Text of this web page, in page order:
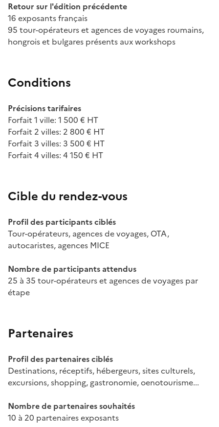
Retour sur l'édition précédente
16 exposants français
95 tour-opérateurs et agences de voyages roumains,
hongrois et bulgares présents aux workshops
Conditions
Précisions tarifaires
Forfait 1 ville: 1 500 € HT
Forfait 2 villes: 2 800 € HT
Forfait 3 villes: 3 500 € HT
Forfait 4 villes: 4 150 € HT
Cible du rendez-vous
Profil des participants ciblés
Tour-opérateurs, agences de voyages, OTA,
autocaristes, agences MICE
Nombre de participants attendus
25 à 35 tour-opérateurs et agences de voyages par
étape
Partenaires
Profil des partenaires ciblés
Destinations, réceptifs, hébergeurs, sites culturels,
excursions, shopping, gastronomie, oenotourisme...
Nombre de partenaires souhaités
10 à 20 partenaires exposants